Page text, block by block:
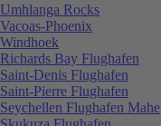
Umhlanga Rocks
Vacoas-Phoenix
Windhoek
Richards Bay Flughafen
Saint-Denis Flughafen
Saint-Pierre Flughafen
Seychellen Flughafen Mahe